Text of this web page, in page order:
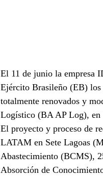
El 11 de junio la empresa
Ejército Brasileño (EB)
totalmente renovados y
Logístico (BA AP Log), en
El proyecto y proceso de
LATAM en Sete Lagoas
Abastecimiento (BCMS),
Absorción de